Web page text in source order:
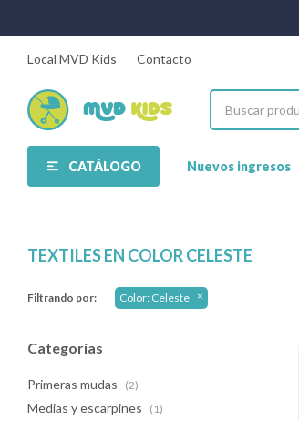
CATÁLOGO Nuevos ingresos
Local MVD Kids Contacto
TEXTILES EN COLOR CELESTE
Filtrando por: Color: Celeste
Categorías
Primeras mudas (2)
Medias y escarpines (1)